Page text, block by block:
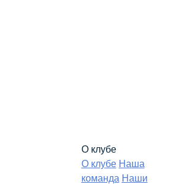
О клубе
О клубе Наша
команда Наши